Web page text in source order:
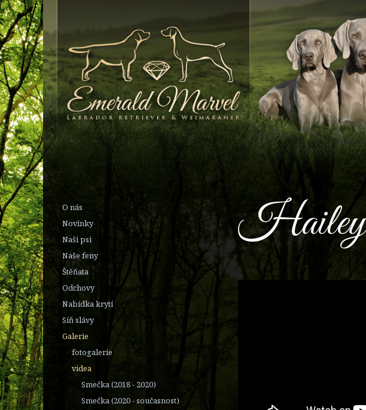
O nás
Novinky
Naši psi
Naše feny
Štěňata
Odchovy
Nabídka krytí
Síň slávy
Galerie
fotogalerie
videa
Smečka (2018 - 2020)
Smečka (2020 - současnost)
Hailey